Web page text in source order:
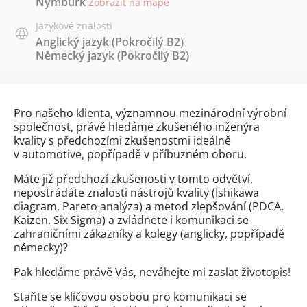
Jazykové znalosti
Anglický jazyk(Pokročilý B2)
Německý jazyk(Pokročilý B2)
Pro našeho klienta, významnou mezinárodní výrobní
společnost, právě hledáme zkušeného inženýra
kvality s předchozími zkušenostmi ideálně
v automotive, popřípadě v příbuzném oboru.
Máte již předchozí zkušenosti v tomto odvětví,
nepostrádáte znalosti nástrojů kvality (Ishikawa
diagram, Pareto analýza) a metod zlepšování (PDCA,
Kaizen, Six Sigma) a zvládnete i komunikaci se
zahraničními zákazníky a kolegy (anglicky, popřípadě
německy)?
Pak hledáme právě Vás, neváhejte mi zaslat životopis!
Staňte se klíčovou osobou pro komunikaci se